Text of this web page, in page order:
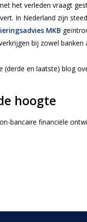
het verleden vraagt
In Nederland zijn
MKB
bij zowel banken
(derde en laatste) blog
hoogte
bancaire financiële